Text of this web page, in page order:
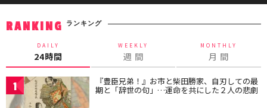
RANKING ランキング
DAILY
24時間
WEEKLY
週 間
MONTHLY
月 間
1 『豊臣兄弟！』お市と柴田勝家、自刃しての最
期と「辞世の句」…運命を共にした２人の悲劇